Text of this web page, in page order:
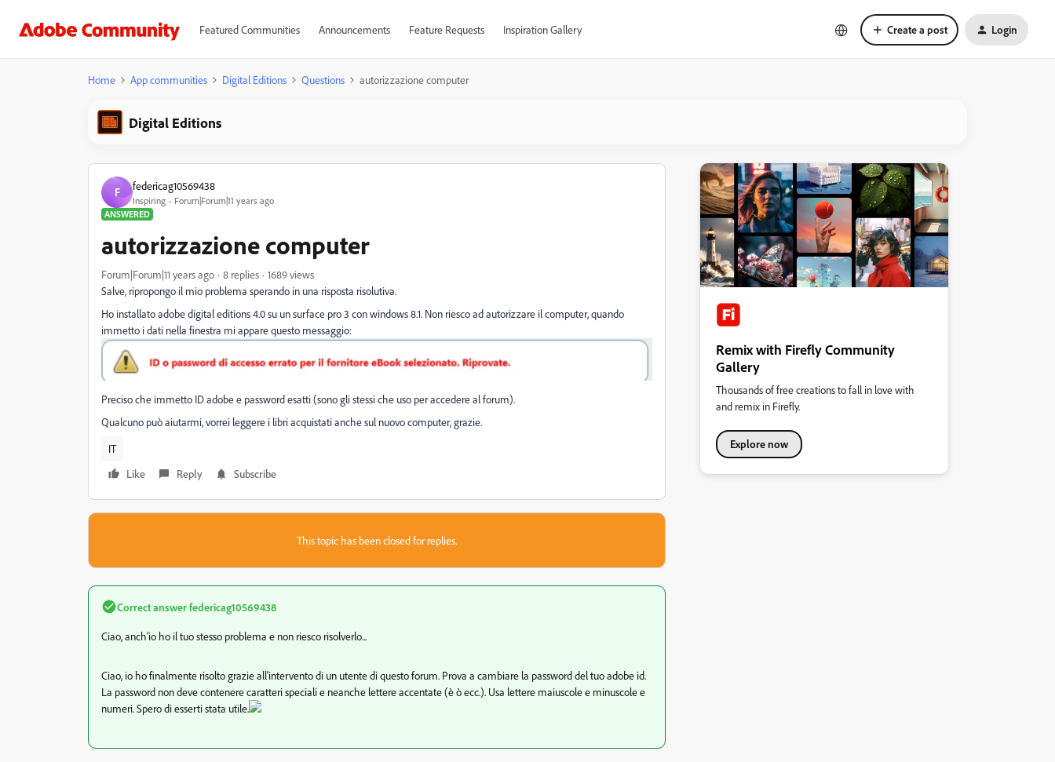
Featured Communities Announcements Feature Requests Inspiration Gallery Create a post Login
Home App communities Digital Editions Questions autorizzazione computer
Digital Editions
F federicag10569438
Inspiring
Forum|Forum|11 years ago
ANSWERED
autorizzazione computer
Forum|Forum|11 years ago 8 replies
1689 views
Salve, ripropongo il mio problema sperando in una risposta risolutiva.
Ho installato adobe digital editions 4.0 su un surface pro 3 con windows 8.1. Non riesco ad autorizzare il computer, quando
immetto i dati nella finestra mi appare questo messaggio:
Preciso che immetto ID adobe e password esatti (sono gli stessi che uso per accedere al forum).
Qualcuno può aiutarmi, vorrei leggere i libri acquistati anche sul nuovo computer, grazie.
IT
Like
Reply Subscribe
This topic has been closed for replies.
Correct answerfedericag10569438
Ciao, anch'io ho il tuo stesso problema e non riesco risolverlo...
Ciao, io ho finalmente risolto grazie all'intervento di un utente di questo forum. Prova a cambiare la password del tuo adobe id.
La password non deve contenere caratteri speciali e neanche lettere accentate (è ò ecc.). Usa lettere maiuscole e minuscole e
numeri. Spero di esserti stata utile.
Remix with Firefly Community
Gallery
Thousands of free creations to fall in love with
and remix in Firefly.
Explore now